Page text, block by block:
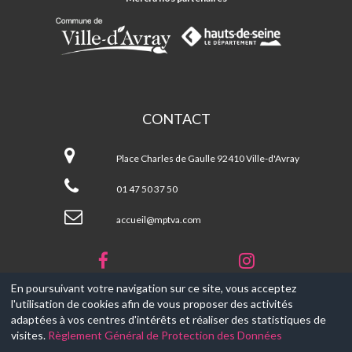
CONTACT
Pour
Tous
Ville-
Place Charles de Gaulle 92410 Ville-d'Avray
01 47 50 37 50
accueil@mptva.com
© 2017-2026, Ce site est propulsé par Aniapps.fr
CGV
En poursuivant votre navigation sur ce site, vous acceptez
l'utilisation de cookies afin de vous proposer des activités
adaptées à vos centres d'intérêts et réaliser des statistiques de
visites. Règlement Général de Protection des Données